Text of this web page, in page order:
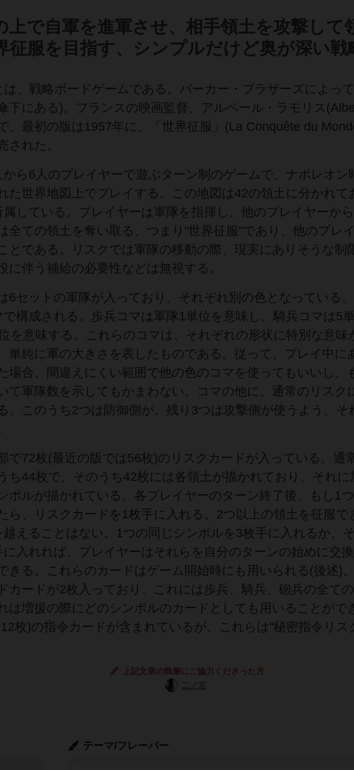
上で自軍を進軍させ、相手領土を攻撃して
征服を目指す、シンプルだけど奥が深い戦
は、戦略ボードゲームである。パーカー・ブラザーズによっ
下にある)。フランスの映画監督、アルベール・ラモリス
、最初の版は1957年に、「世界征服」(La Conquête du
された。
から6人のプレイヤーで遊ぶターン制のゲームで、ナポレオン
た世界地図上でプレイする。この地図は42の領土に分かれて
している。プレイヤーは軍隊を指揮し、他のプレイヤーか
全ての領土を奪い取る、つまり"世界征服"であり、他のプレ
とである。リスクでは軍隊の移動の際、現実にありそうな制
に伴う補給の必要性などは無視する。
6セットの軍隊が入っており、それぞれ別の色となっている
で構成される。歩兵コマは軍隊1単位を意味し、騎兵コマは5
を意味する。これらのコマは、それぞれの形状に特別な意味
単純に軍の大きさを表したものである。従って、プレイ中に
場合、間違えにくい範囲で他の色のコマを使ってもいいし、
て軍隊数を示してもかまわない。コマの他に、通常のリスク
。このうち2つは防御側が、残り3つは攻撃側が使うよう、そ
で72枚(最近の版では56枚)のリスクカードが入っている。通
ち44枚で、そのうち42枚には各領土が描かれており、それに
ボルが描かれている。各プレイヤーのターン終了後、もし1
ら、リスクカードを1枚手に入れる。2つ以上の領土を征服で
越えることはない。1つの同じシンボルを3枚手に入れるか、
に入れれば、プレイヤーはそれらを自分のターンの始めに交
きる。これらのカードはゲーム開始時にも用いられる(後述)
カードが2枚入っており、これには歩兵、騎兵、砲兵の全て
は増援の際にどのシンボルのカードとしても用いることがで
枚)の指令カードが含まれているが、これらは"秘密指令リス
上記文章の執筆にご協力くださった方
二ノ宮
テーマ/フレーバー